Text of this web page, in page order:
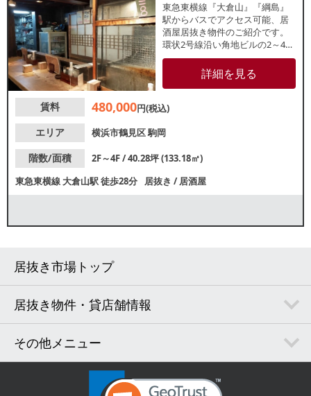
東急東横線『大倉山』『綱島』
駅からバスでアクセス可能、居
酒屋居抜き物件のご紹介です。
環状2号線沿い角地ビルの2～4階
店舗！大型ショッピングモー
ル・トレッサ横浜近くで近隣住
民のランチ・ディナー需要が期
軽にお問合せください。
詳細を見る
賃料 480,000円(税込)
エリア
横浜市鶴見区駒岡
階数/面積
2F～4F / 40.28坪 (133.18㎡)
東急東横線 大倉山駅徒歩28分 居抜き /居酒屋
居抜き市場トップ
居抜き物件・貸店舗情報
その他メニュー